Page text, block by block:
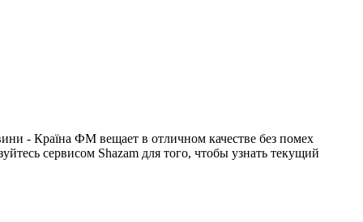
- Країна ФМ вещает в отличном качестве без помех
сервисом Shazam для того, чтобы узнать текущий